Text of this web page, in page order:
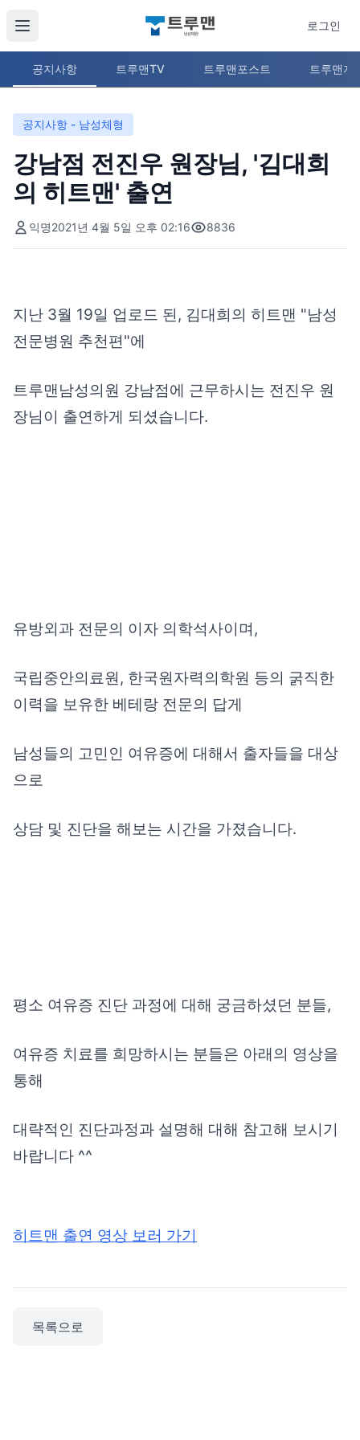
로그인
공지사항 트루맨TV 트루맨포스트 트루맨지
공지사항 - 남성체형
강남점 전진우 원장님, '김대희
의 히트맨' 출연
익명2021년 4월 5일 오후 02:16 8836
지난 3월 19일 업로드 된, 김대희의 히트맨 "남성
전문병원 추천편"에
트루맨남성의원 강남점에 근무하시는 전진우 원
장님이 출연하게 되셨습니다.
유방외과 전문의 이자 의학석사이며,
국립중안의료원, 한국원자력의학원 등의 굵직한
이력을 보유한 베테랑 전문의 답게
남성들의 고민인 여유증에 대해서 출자들을 대상
으로
상담 및 진단을 해보는 시간을 가졌습니다.
평소 여유증 진단 과정에 대해 궁금하셨던 분들,
여유증 치료를 희망하시는 분들은 아래의 영상을
통해
대략적인 진단과정과 설명해 대해 참고해 보시기
바랍니다 ^^
히트맨 출연 영상 보러 가기
목록으로